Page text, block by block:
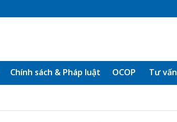
Chính sách & Pháp luật OCOP Tư vấn